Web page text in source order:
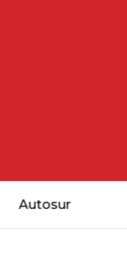
Autosur